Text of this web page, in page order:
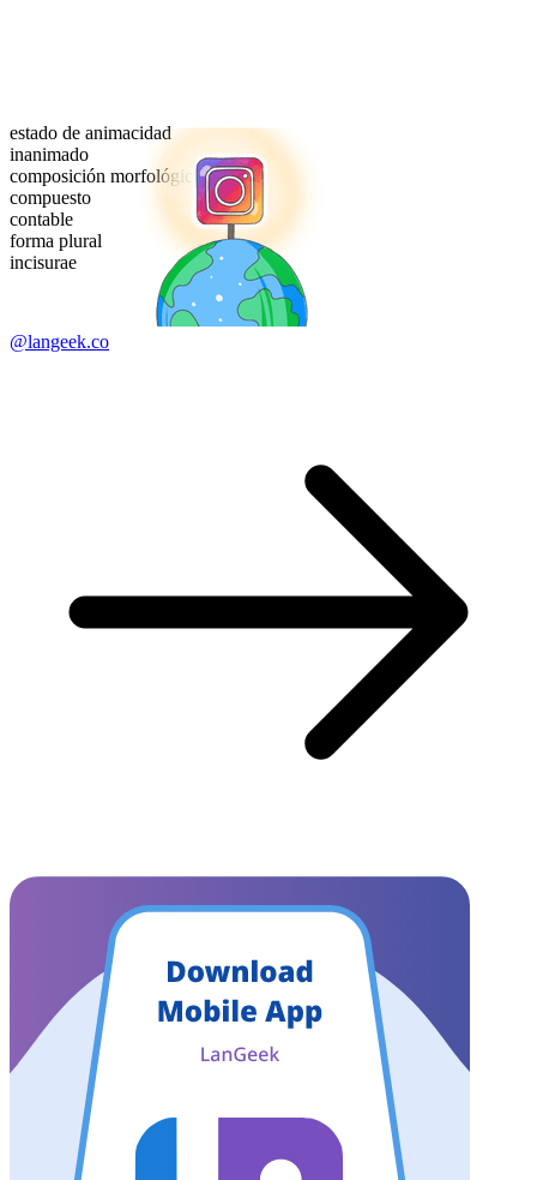
estado de animacidad
inanimado
composición morfológica
compuesto
contable
forma plural
incisurae
@langeek.co